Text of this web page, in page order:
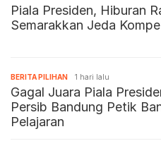
Piala Presiden, Hiburan
Semarakkan Jeda
BERITA PILIHAN 1 hari lalu
Gagal Juara Piala
Persib Bandung Petik
Pelajaran